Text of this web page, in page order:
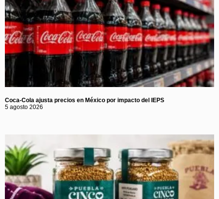
Coca-Cola ajusta precios en México por impacto del IEPS
5 agosto 2026